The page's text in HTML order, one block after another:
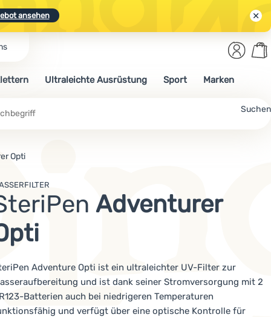
ansehen
ansehen
Suchen
Anmelden
Ultraleichte Ausrüstung Sport Marken
Opti
Adventurer
Adventure Opti ist ein ultraleichter UV-Filter zur
und ist dank seiner Stromversorgung mit 2
Batterien auch bei niedrigeren Temperaturen
und verfügt über eine optische Kontrolle für